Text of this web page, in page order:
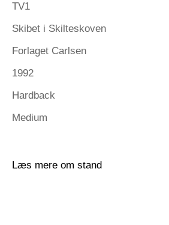
TV1
Skibet i Skilteskoven
Forlaget Carlsen
1992
Hardback
Medium
Læs mere om stand